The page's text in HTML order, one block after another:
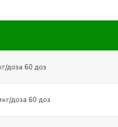
доза 60 доз
доза 60 доз